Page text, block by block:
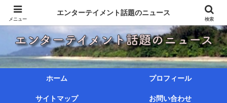
ホーム プロフィール
サイトマップ お問い合わせ
メニュー
エンターテイメント話題のニュース
検索